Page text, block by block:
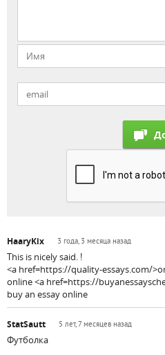
HaaryKix 3 года, 3 месяца назад
This is nicely said. !
<a href=https://quality-essays.com/
online <a href=https://
buy an essay online
StatSautt 5 лет, 7 месяцев назад
Футболка